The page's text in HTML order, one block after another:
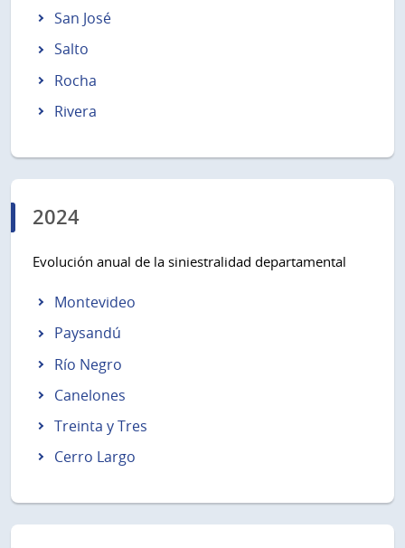
San José
Salto
Rocha
Rivera
2024
Evolución anual de la siniestralidad departamental
Montevideo
Paysandú
Río Negro
Canelones
Treinta y Tres
Cerro Largo